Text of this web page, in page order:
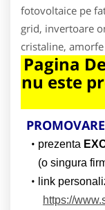
fotovoltaice pe
grid, invertoare
cristaline, amorfe
Pagina
nu este
prezenta
(o singura
link
https://